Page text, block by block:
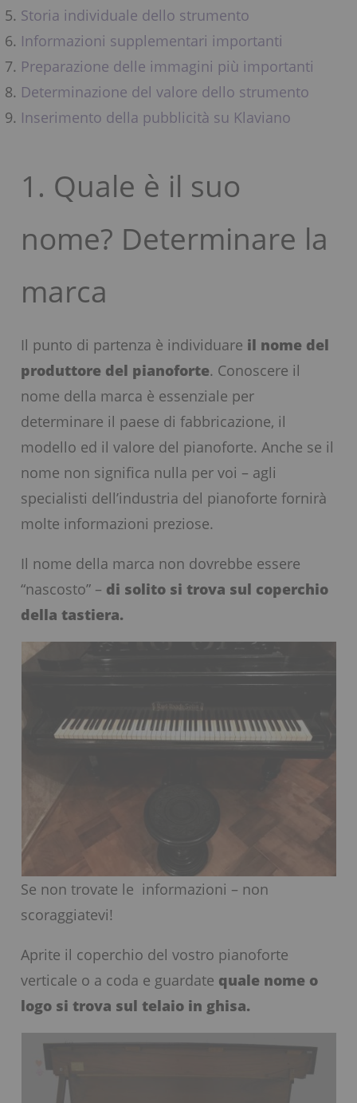
Storia individuale dello strumento
Informazioni supplementari importanti
Preparazione delle immagini più importanti
Determinazione del valore dello strumento
Inserimento della pubblicità su Klaviano
1. Quale è il suo
nome? Determinare la
marca
Il punto di partenza è individuare il nome del
produttore del pianoforte. Conoscere il
nome della marca è essenziale per
determinare il paese di fabbricazione, il
modello ed il valore del pianoforte. Anche se il
nome non significa nulla per voi – agli
specialisti dell’industria del pianoforte fornirà
molte informazioni preziose.
Il nome della marca non dovrebbe essere
“nascosto” – di solito si trova sul coperchio
della tastiera.
Se non trovate le informazioni – non
scoraggiatevi!
Aprite il coperchio del vostro pianoforte
verticale o a coda e guardate quale nome o
logo si trova sul telaio in ghisa.